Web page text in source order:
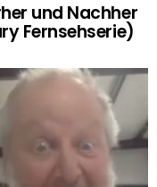
und Nachher
Fernsehserie)